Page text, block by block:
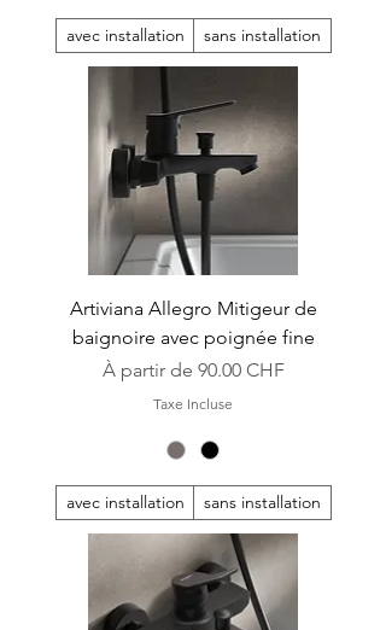
avec installation sans installation
Artiviana Allegro Mitigeur de
baignoire avec poignée fine
À partir de 90.00 CHF
Prix promotionnel
Taxe Incluse
avec installation sans installation